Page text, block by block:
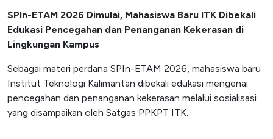
SPIn-ETAM 2026 Dimulai, Mahasiswa Baru ITK Dibekali
Edukasi Pencegahan dan Penanganan Kekerasan di
Lingkungan Kampus
Sebagai materi perdana SPIn-ETAM 2026, mahasiswa baru
Institut Teknologi Kalimantan dibekali edukasi mengenai
pencegahan dan penanganan kekerasan melalui sosialisasi
yang disampaikan oleh Satgas PPKPT ITK.